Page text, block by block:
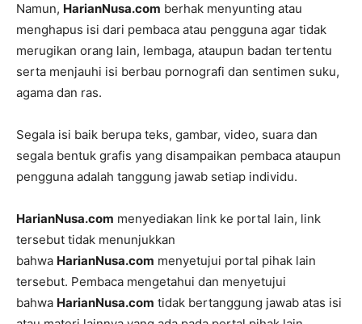
Namun, HarianNusa.com berhak menyunting atau
menghapus isi dari pembaca atau pengguna agar tidak
merugikan orang lain, lembaga, ataupun badan tertentu
serta menjauhi isi berbau pornografi dan sentimen suku,
agama dan ras.
Segala isi baik berupa teks, gambar, video, suara dan
segala bentuk grafis yang disampaikan pembaca ataupun
pengguna adalah tanggung jawab setiap individu.
HarianNusa.com menyediakan link ke portal lain, link
tersebut tidak menunjukkan
bahwa HarianNusa.com menyetujui portal pihak lain
tersebut. Pembaca mengetahui dan menyetujui
bahwa HarianNusa.com tidak bertanggung jawab atas isi